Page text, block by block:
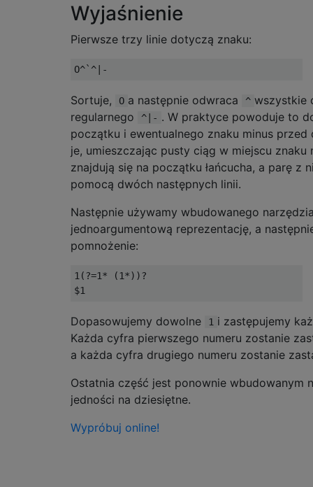
Wyjaśnienie
Pierwsze trzy linie dotyczą znaku:
Sortuje, O a następnie odwraca ^ wszystkie
regularnego
^|- . W praktyce powoduje to
początku i ewentualnego znaku minus
je, umieszczając pusty ciąg w miejscu
znajdują się na początku łańcucha, a parę z
pomocą dwóch następnych linii.
Następnie używamy wbudowanego
jednoargumentową reprezentację, a
pomnożenie:
1(?=1* (1*))?
Dopasowujemy dowolne 1 i zastępujemy
Każda cyfra pierwszego numeru zostanie
a każda cyfra drugiego numeru zostanie
Ostatnia część jest ponownie wbudowanym
jedności na dziesiętne.
Wypróbuj online!